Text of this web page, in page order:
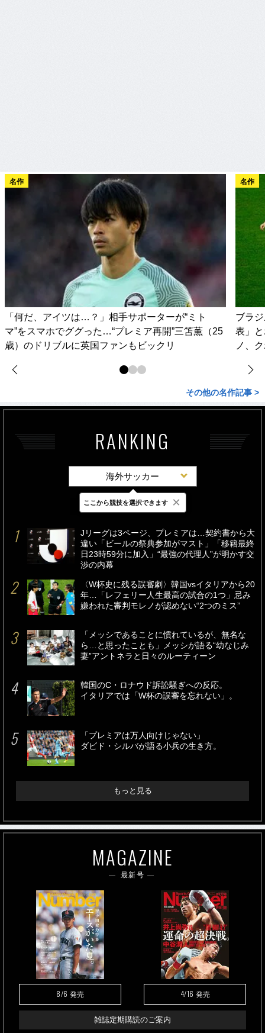
名作
「何だ、アイツは…？」相手サポーターが“ミト
マ”をスマホでググった…“プレミア再開”三笘薫（25
歳）のドリブルに英国ファンもビックリ
名作
ブラ
表」
ノ、
その他の名作記事 >
RANKING
海外サッカー
最新 24時間 週間
Jリーグは3ページ、プレミアは…契約書から大
違い「ビールの祭典参加がマスト」「移籍最終
日23時59分に加入」“最強の代理人”が明かす交
渉の内幕
〈W杯史に残る誤審劇〉韓国vsイタリアから20
年…「レフェリー人生最高の試合の1つ」忌み
嫌われた審判モレノが認めない“2つのミス”
「メッシであることに慣れているが、無名な
ら…と思ったことも」メッシが語る“幼なじみ
妻”アントネラと日々のルーティーン
韓国のC・ロナウド訴訟騒ぎへの反応。
イタリアでは「W杯の誤審を忘れない」。
「プレミアは万人向けじゃない」
ダビド・シルバが語る小兵の生き方。
もっと見る
MAGAZINE
最新号
8/6 発売 4/16 発売
雑誌定期購読のご案内
ここから競技を選択できます ×